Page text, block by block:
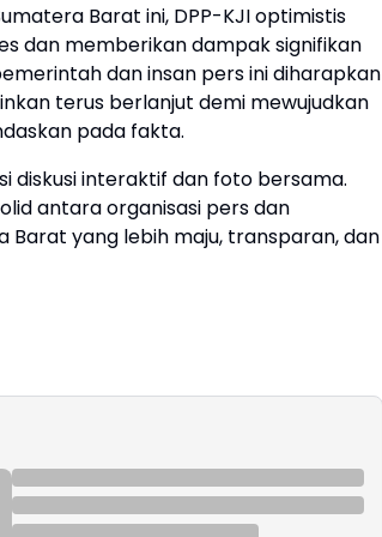
Barat ini, DPP-KJI optimistis
dan memberikan dampak signifikan
dan insan pers ini diharapkan
terus berlanjut demi mewujudkan
pada fakta.
diskusi interaktif dan foto bersama.
antara organisasi pers dan
yang lebih maju, transparan, dan